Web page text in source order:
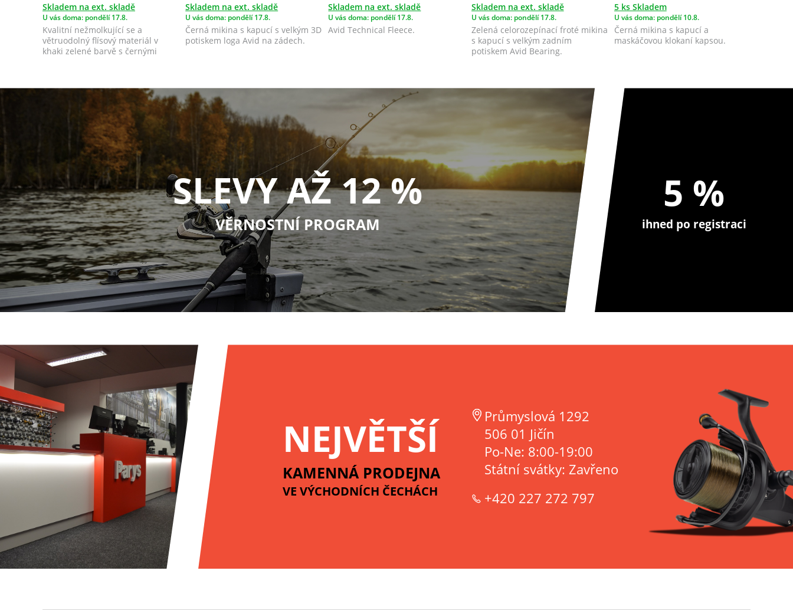
Skladem na ext. skladě
U vás doma: pondělí 17.8.
Kvalitní nežmolkující se a
větruodolný flísový materiál v
khaki zelené barvě s černými
Skladem na ext. skladě
U vás doma: pondělí 17.8.
Černá mikina s kapucí s velkým 3D
potiskem loga Avid na zádech.
Skladem na ext. skladě
U vás doma: pondělí 17.8.
Avid Technical Fleece.
Skladem na ext. skladě
U vás doma: pondělí 17.8.
Zelená celorozepínací froté mikina
s kapucí s velkým zadním
potiskem Avid Bearing.
5 ks Skladem
U vás doma: pondělí 10.8.
Černá mikina s kapucí a
maskáčovou klokaní kapsou.
SLEVY AŽ 12 %
VĚRNOSTNÍ PROGRAM
5 %
ihned po registraci
NEJVĚTŠÍ
KAMENNÁ PRODEJNA
VE VÝCHODNÍCH ČECHÁCH
Průmyslová 1292
506 01 Jičín
Po-Ne: 8:00-19:00
Státní svátky: Zavřeno
+420 227 272 797